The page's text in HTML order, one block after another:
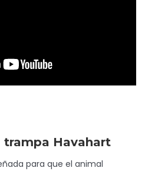
trampa Havahart
para que el animal